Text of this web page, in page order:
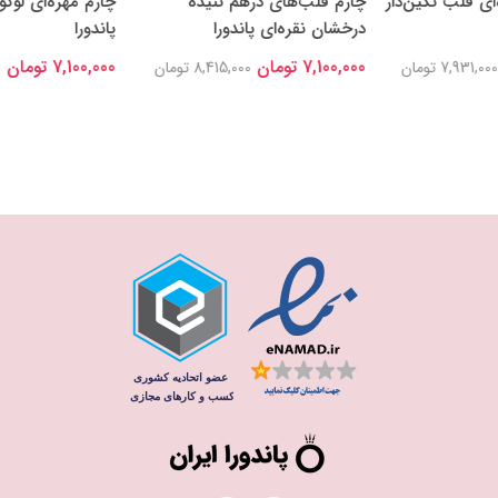
7,931,000 تومان
درخشان نقره‌ای پاندورا
7,100,000 تومان 8,415,000 تومان
پاندورا
7,100,000 تومان